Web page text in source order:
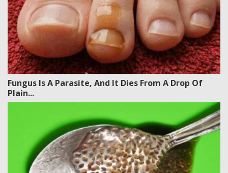
Fungus Is A Parasite, And It Dies From A Drop Of
Plain...